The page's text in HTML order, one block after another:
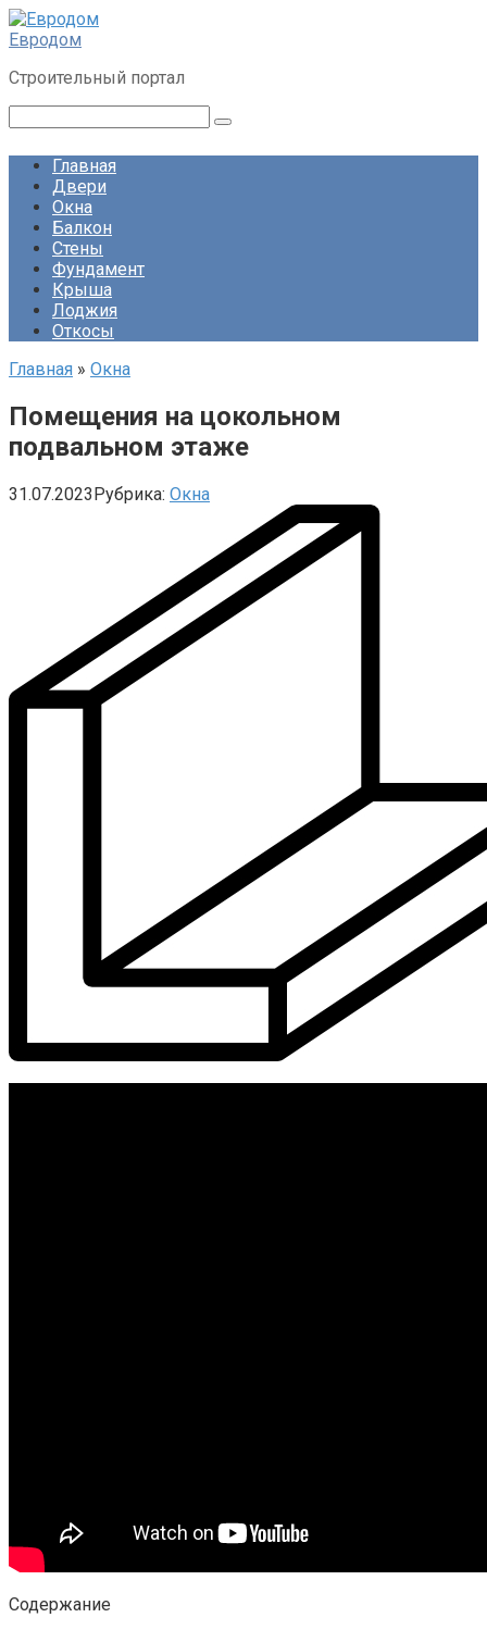
Перейти
к
Евродом
Строительный портал
Главная
Двери
Окна
Балкон
Стены
Фундамент
Крыша
Лоджия
Откосы
Главная » Окна
Помещения на цокольном
подвальном этаже
31.07.2023Рубрика: Окна
Содержание